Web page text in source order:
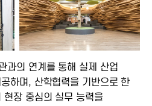
과의 연계를 통해 실제 산업
하며, 산학협력을 기반으로 한
현장 중심의 실무 능력을